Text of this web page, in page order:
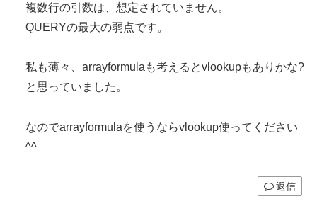
複数行の引数は、想定されていません。
QUERYの最大の弱点です。
私も薄々、arrayformulaも考えるとvlookupもありかな?
と思っていました。
なのでarrayformulaを使うならvlookup使ってください
^^
返信